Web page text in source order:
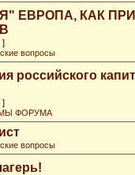
ЕВРОПА, КАК
]
вопросы
российского
]
ФОРУМА
вопросы